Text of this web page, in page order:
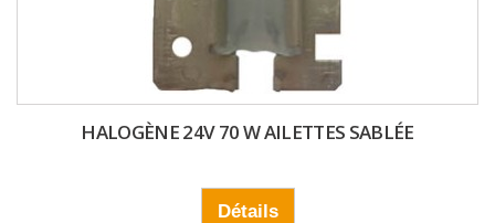
HALOGÈNE 24V 70 W AILETTES SABLÉE
Détails